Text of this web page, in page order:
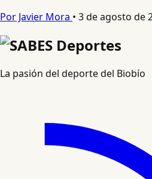
Por Javier Mora • 3 de agosto de
La pasión del deporte del Biobío